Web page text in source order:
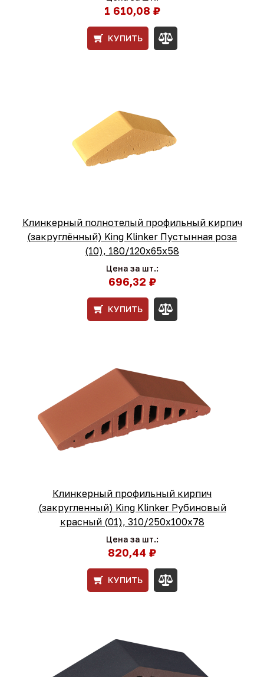
1 610,08 ₽
КУПИТЬ
Клинкерный полнотелый профильный кирпич
(закруглённый) King Klinker Пустынная роза
(10), 180/120x65x58
Цена за шт.:
696,32 ₽
КУПИТЬ
Клинкерный профильный кирпич
(закругленный) King Klinker Рубиновый
красный (01), 310/250x100x78
Цена за шт.:
820,44 ₽
КУПИТЬ